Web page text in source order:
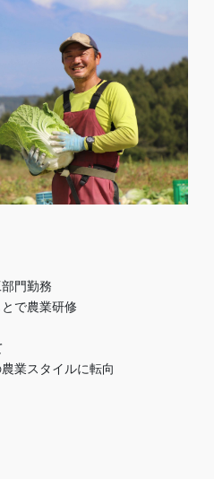
門勤務
で農業研修
農業スタイルに転向